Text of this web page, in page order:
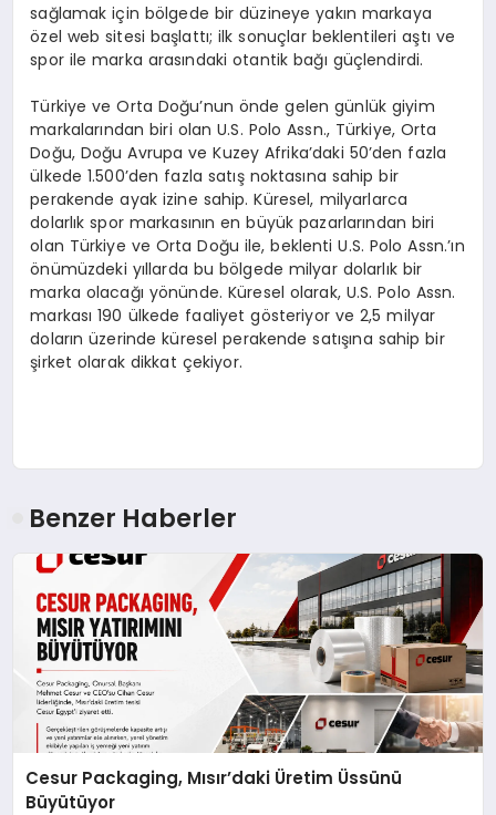
sağlamak için bölgede bir düzineye yakın markaya
özel web sitesi başlattı; ilk sonuçlar beklentileri aştı ve
spor ile marka arasındaki otantik bağı güçlendirdi.
Türkiye ve Orta Doğu’nun önde gelen günlük giyim
markalarından biri olan U.S. Polo Assn., Türkiye, Orta
Doğu, Doğu Avrupa ve Kuzey Afrika’daki 50’den fazla
ülkede 1.500’den fazla satış noktasına sahip bir
perakende ayak izine sahip. Küresel, milyarlarca
dolarlık spor markasının en büyük pazarlarından biri
olan Türkiye ve Orta Doğu ile, beklenti U.S. Polo Assn.’ın
önümüzdeki yıllarda bu bölgede milyar dolarlık bir
marka olacağı yönünde. Küresel olarak, U.S. Polo Assn.
markası 190 ülkede faaliyet gösteriyor ve 2,5 milyar
doların üzerinde küresel perakende satışına sahip bir
şirket olarak dikkat çekiyor.
Benzer Haberler
Cesur Packaging, Mısır’daki Üretim Üssünü
Büyütüyor